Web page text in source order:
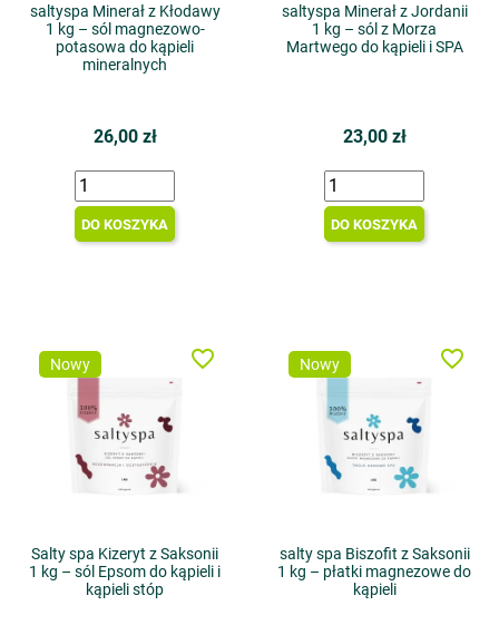
saltyspa Minerał z Kłodawy
1 kg – sól magnezowo-
potasowa do kąpieli
mineralnych
26,00 zł
DO KOSZYKA
saltyspa Minerał z Jordanii
1 kg – sól z Morza
Martwego do kąpieli i SPA
23,00 zł
DO KOSZYKA
Nowy
Salty spa Kizeryt z Saksonii
1 kg – sól Epsom do kąpieli i
kąpieli stóp
favorite_border Nowy
salty spa Biszofit z Saksonii
1 kg – płatki magnezowe do
kąpieli
favorite_border